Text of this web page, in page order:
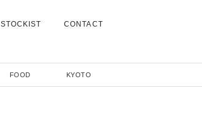
STOCKIST CONTACT
FOOD KYOTO